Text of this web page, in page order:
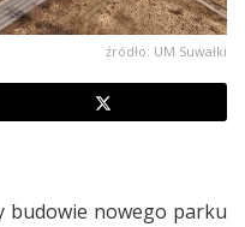
źródło: UM Suwałki
budowie nowego parku